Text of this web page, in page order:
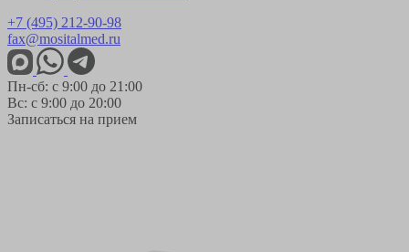
+7 (495) 212-90-98
fax@mositalmed.ru
Пн-сб: с 9:00 до 21:00
Вс: с 9:00 до 20:00
Записаться на прием